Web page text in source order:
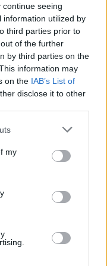
seeing
information utilized by
third parties prior to
of the further
by third parties on the
information may
on the IAB’s List of
disclose it to other
one or more Google
You may click to
third-party tags to
in below Google
my
για τη
«Δεκαπέντε
και αγάπη»
Κυψέλη: Οι
συζύγου του
του
Αποτεφρωτήριο
που έπεσε στην
- Η πρώτη
38χρονης
Κυψέλη
το θαύμα
Χριστό μπροστά
έχω δει στη ζωή